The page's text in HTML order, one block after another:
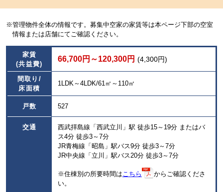
だ
ま
す。
だ
ま
※管理物件全体の情報です。募集中空家の家賃等は本ページ下部の空室
情報または店舗にてご確認ください。
家賃
(共益費)
66,700円～120,300円 (4,300円)
間取り/
床面積
1LDK～4LDK/61㎡～110㎡
戸数 527
交通
西武拝島線「西武立川」駅 徒歩15～19分 またはバ
ス4分 徒歩3～7分
JR青梅線「昭島」駅バス9分 徒歩3～7分
JR中央線「立川」駅バス20分 徒歩3～7分
※住棟別の所要時間は こちら
からご確認くださ
い。